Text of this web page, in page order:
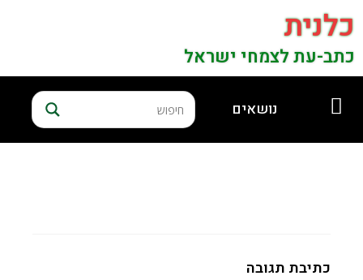
כלנית
כתב-עת לצמחי ישראל
נושאים
כתיבת תגובה